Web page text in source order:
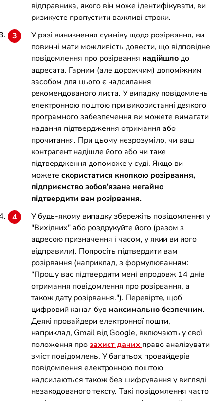
відправника, якого він може ідентифікувати, ви
ризикуєте пропустити важливі строки.
У разі виникнення сумніву щодо розірвання, ви
повинні мати можливість довести, що відповідне
повідомлення про розірвання надійшлодо
адресата. Гарним (але дорожчим) допоміжним
засобом для цього є надсилання
рекомендованого листа. У випадку повідомлень
електронною поштою при використанні деякого
програмного забезпечення ви можете вимагати
надання підтвердження отримання або
прочитання. При цьому незрозуміло, чи ваш
контрагент надішле його або чи таке
підтвердження допоможе у суді. Якщо ви
можете скористатися кнопкою розірвання,
підприємство зобов’язане негайно
підтвердити вам розірвання.
У будь-якому випадку збережіть повідомлення у
"Вихідних" або роздрукуйте його (разом з
адресою призначення і часом, у який ви його
відправили). Попросіть підтвердити вам
розірвання (наприклад, з формулюванням:
"Прошу вас підтвердити мені впродовж 14 днів
отримання повідомлення про розірвання, а
також дату розірвання."). Перевірте, щоб
цифровий канал був максимально безпечним.
Деякі провайдери електронної пошти,
наприклад, Gmail від Google, включають у свої
положення прозахист даних право аналізувати
зміст повідомлень. У багатьох провайдерів
повідомлення електронною поштою
надсилаються також без шифрування у вигляді
незакодованого тексту. Такі повідомлення часто